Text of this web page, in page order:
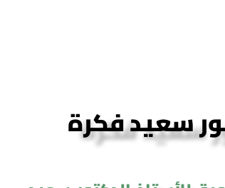
سعيد فكرة